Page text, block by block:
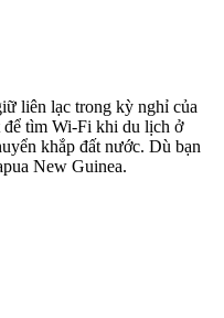
liên lạc trong kỳ nghỉ của
để tìm Wi-Fi khi du lịch ở
khắp đất nước. Dù bạn
New Guinea.